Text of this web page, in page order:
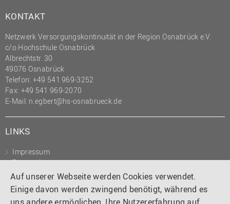
Auf unserer Webseite werden Cookies verwendet.
Einige davon werden zwingend benötigt, während es
KONTAKT
Netzwerk Versorgungskontinuität in der Region Osnabrück e.V.
c/o Hochschule Osnabrück
Albrechtstr. 30
49076 Osnabrück
Telefon: +49 541 969-3252
Fax: +49 541 969-2070
E-Mail: n.egbert@hs-osnabrueck.de
LINKS
Impressum
Datenschutz